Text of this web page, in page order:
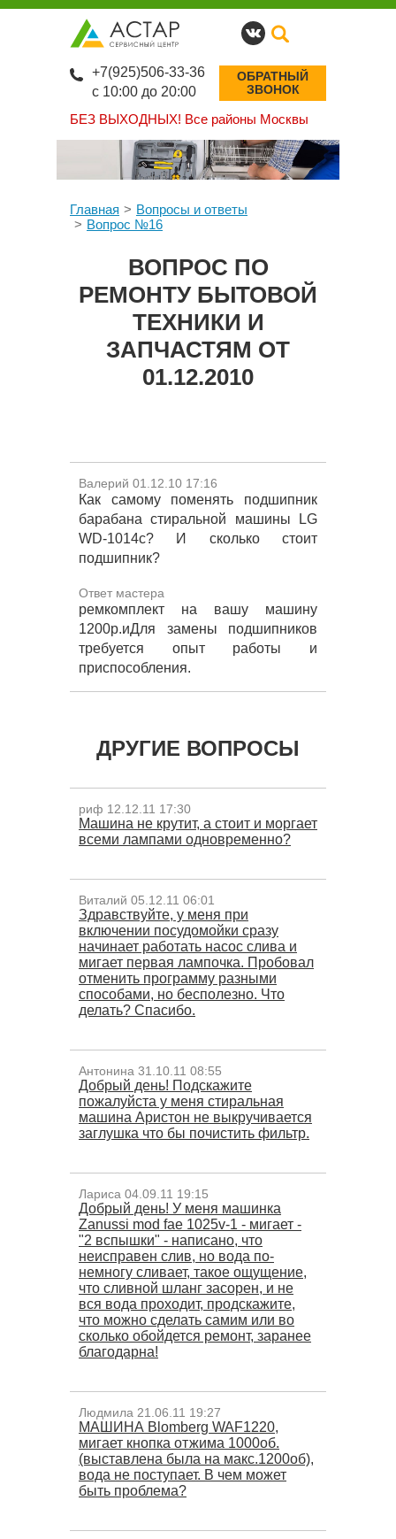
БЕЗ ВЫХОДНЫХ! Все районы Москвы
+7(925)506-33-36
с 10:00 до 20:00
ОБРАТНЫЙ
ЗВОНОК
Главная
Вопросы и ответы
Вопрос №16
ВОПРОС ПО
РЕМОНТУ БЫТОВОЙ
ТЕХНИКИ И
ЗАПЧАСТЯМ ОТ
01.12.2010
Валерий 01.12.10 17:16
Как самому поменять подшипник
барабана стиральной машины LG
WD-1014c? И сколько стоит
подшипник?
Ответ мастера
ремкомплект на вашу машину
1200р.иДля замены подшипников
требуется опыт работы и
приспособления.
ДРУГИЕ ВОПРОСЫ
риф 12.12.11 17:30
Машина не крутит, а стоит и моргает
всеми лампами одновременно?
Виталий 05.12.11 06:01
Здравствуйте, у меня при
включении посудомойки сразу
начинает работать насос слива и
мигает первая лампочка. Пробовал
отменить программу разными
способами, но бесполезно. Что
делать? Спасибо.
Антонина 31.10.11 08:55
Добрый день! Подскажите
пожалуйста у меня стиральная
машина Аристон не выкручивается
заглушка что бы почистить фильтр.
Лариса 04.09.11 19:15
Добрый день! У меня машинка
Zanussi mod fae 1025v-1 - мигает -
"2 вспышки" - написано, что
неисправен слив, но вода по-
немногу сливает, такое ощущение,
что сливной шланг засорен, и не
вся вода проходит, продскажите,
что можно сделать самим или во
сколько обойдется ремонт, заранее
благодарна!
Людмила 21.06.11 19:27
МАШИНА Blomberg WAF1220,
мигает кнопка отжима 1000об.
(выставлена была на макс.1200об),
вода не поступает. В чем может
быть проблема?